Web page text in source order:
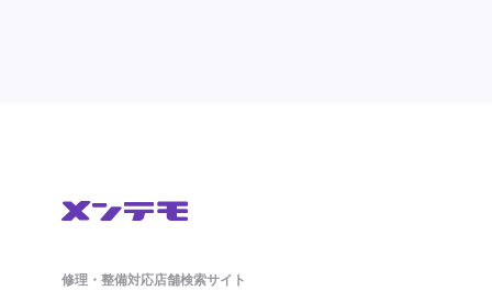
修理・整備対応店舗検索サイト